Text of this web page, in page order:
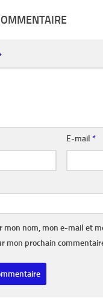
E-mail *
mon nom, mon e-mail et
mon prochain